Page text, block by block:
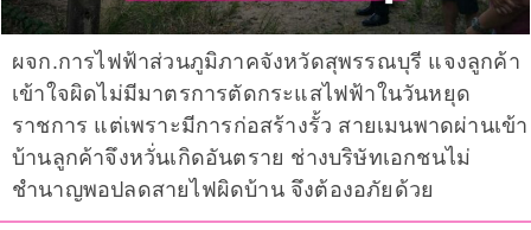
ผจก.การไฟฟ้าส่วนภูมิภาคจังหวัดสุพรรณบุรี แจงลูกค้า
เข้าใจผิดไม่มีมาตรการตัดกระแสไฟฟ้าในวันหยุด
ราชการ แต่เพราะมีการก่อสร้างรั้ว สายเมนพาดผ่านเข้า
บ้านลูกค้าจึงหวั่นเกิดอันตราย ช่างบริษัทเอกชนไม่
ชำนาญพอปลดสายไฟผิดบ้าน จึงต้องอภัยด้วย